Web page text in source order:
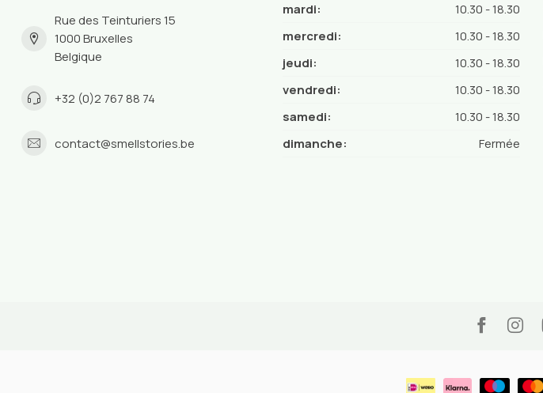
Rue des Teinturiers 15
1000 Bruxelles
Belgique
+32 (0)2 767 88 74
contact@smellstories.be
mardi:
10.30 - 18.30
mercredi:
10.30 - 18.30
jeudi:
10.30 - 18.30
vendredi:
10.30 - 18.30
samedi:
10.30 - 18.30
dimanche:
Fermée